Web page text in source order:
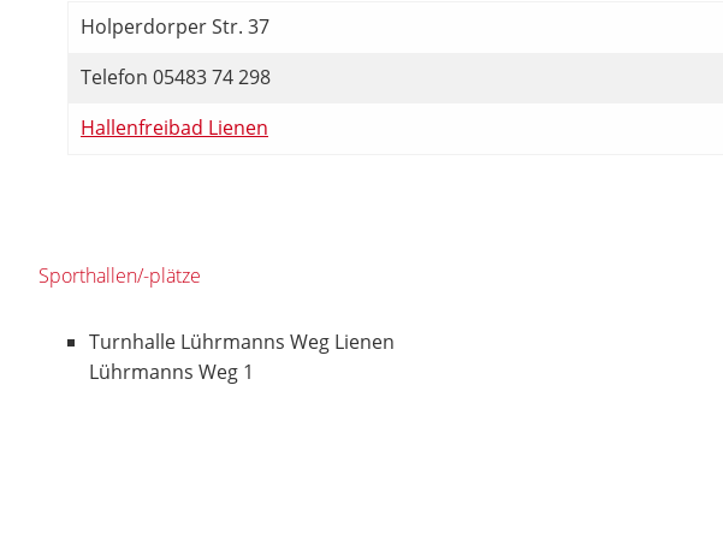
Holperdorper Str. 37
Telefon 05483 74 298
Hallenfreibad Lienen
Sporthallen/-plätze
Turnhalle Lührmanns Weg Lienen
Lührmanns Weg 1